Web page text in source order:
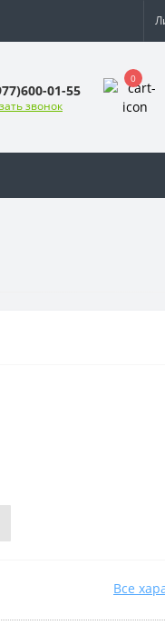
01-55
звонок
0
Все